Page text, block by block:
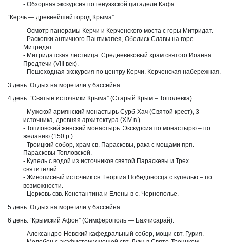
- Обзорная экскурсия по генуэзской цитадели Кафа.
“Керчь — древнейший город Крыма”:
- Осмотр панорамы Керчи и Керченского моста с горы Митридат.
- Раскопки античного Пантикапея, Обелиск Славы на горе
Митридат.
- Митридатская лестница. Средневековый храм святого Иоанна
Предтечи (VIII век).
- Пешеходная экскурсия по центру Керчи. Керченская набережная.
3 день. Отдых на море или у бассейна.
4 день. “Святые источники Крыма” (Старый Крым – Тополевка).
- Мужской армянский монастырь Сурб-Хач (Святой крест), 3
источника, древняя архитектура (XIV в.).
- Топловский женский монастырь. Экскурсия по монастырю – по
желанию (150 р.).
- Троицкий собор, храм св. Параскевы, рака с мощами прп.
Параскевы Топловской.
- Купель с водой из источников святой Параскевы и Трех
святителей.
- Живописный источник св. Георгия Победоносца с купелью – по
возможности.
- Церковь свв. Константина и Елены в с. Чернополье.
5 день. Отдых на море или у бассейна.
6 день. “Крымский Афон” (Симферополь — Бахчисарай).
- Александро-Невский кафедральный собор, мощи свт. Гурия.